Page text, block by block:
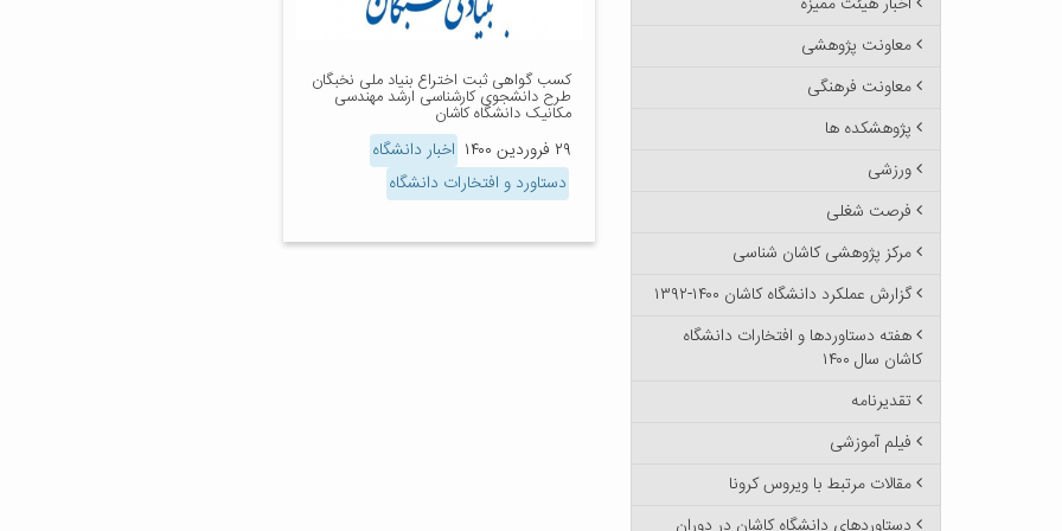
کسب گواهی ثبت اختراع بنیاد ملی نخبگان
طرح دانشجوی کارشناسی ارشد مهندسی
مکانیک دانشگاه کاشان
۲۹ فروردین ۱۴۰۰
اخبار دانشگاه
دستاورد و افتخارات دانشگاه
معاونت پژوهشی
معاونت فرهنگی
پژوهشکده ها
ورزشی
فرصت شغلی
مرکز پژوهشی کاشان شناسی
گزارش عملکرد دانشگاه کاشان ۱۴۰۰-۱۳۹۲
هفته دستاوردها و افتخارات دانشگاه
کاشان سال ۱۴۰۰
تقدیرنامه
فیلم آموزشی
مقالات مرتبط با ویروس کرونا